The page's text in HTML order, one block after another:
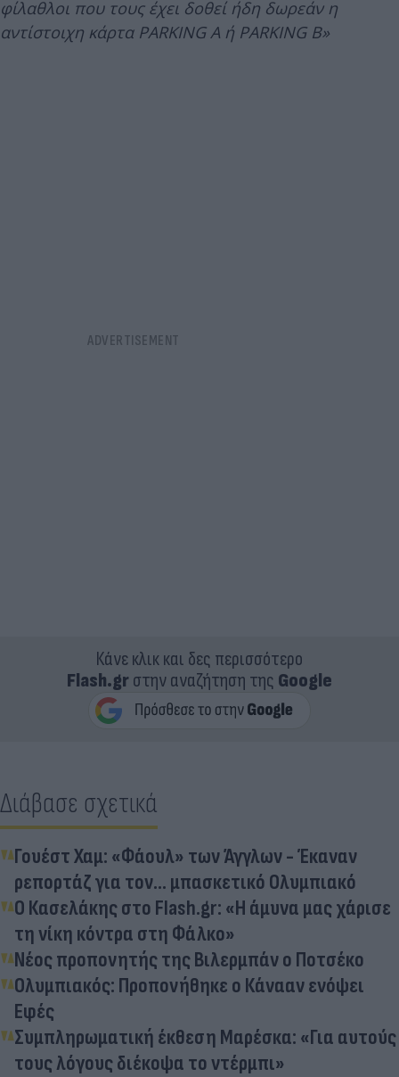
φίλαθλοι που τους έχει δοθεί ήδη δωρεάν η
αντίστοιχη κάρτα PARKING A ή PARKING B»
Κάνε κλικ και δες περισσότερο
Flash.grστην αναζήτηση της Google
Διάβασε σχετικά
Γουέστ Χαμ: «Φάουλ» των Άγγλων - Έκαναν
ρεπορτάζ για τον... μπασκετικό Ολυμπιακό
Ο Κασελάκης στο Flash.gr: «Η άμυνα μας χάρισε
τη νίκη κόντρα στη Φάλκο»
Νέος προπονητής της Βιλερμπάν ο Ποτσέκο
Ολυμπιακός: Προπονήθηκε ο Κάνααν ενόψει
Εφές
Συμπληρωματική έκθεση Μαρέσκα: «Για αυτούς
τους λόγους διέκοψα το ντέρμπι»